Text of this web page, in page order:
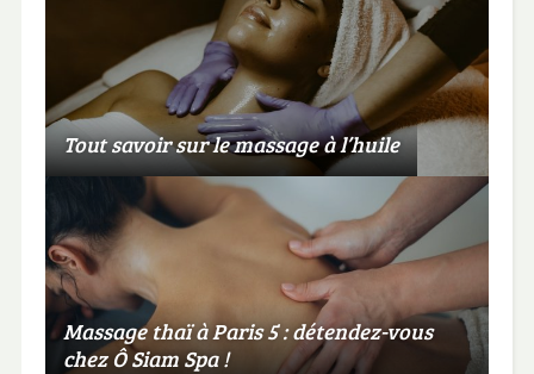
Tout savoir sur le massage à l’huile
Massage thaï à Paris 5 : détendez-vous
chez Ô Siam Spa !